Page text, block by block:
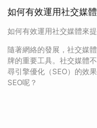
如何有效運用社交媒
如何有效運用社交媒體來
隨著網絡的發展，社交媒
牌的重要工具。社交媒體
尋引擎優化（SEO）的效
SEO呢？